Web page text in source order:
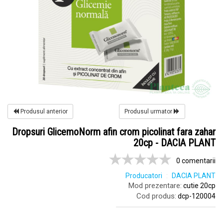
Produsul anterior Produsul urmator
Dropsuri GlicemoNorm afin crom picolinat fara zahar
20cp - DACIA PLANT
0 comentarii
Producatori
DACIA PLANT
Mod prezentare: cutie 20cp
Cod produs: dcp-120004